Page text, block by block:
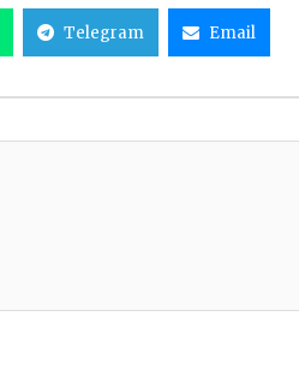
Telegram Email